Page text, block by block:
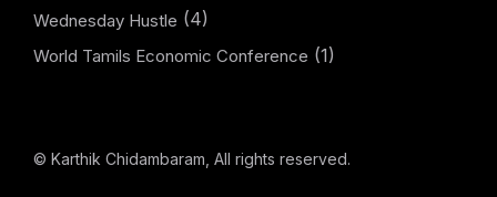
Wednesday Hustle (4)
World Tamils Economic Conference (1)
© Karthik Chidambaram, All rights reserved.